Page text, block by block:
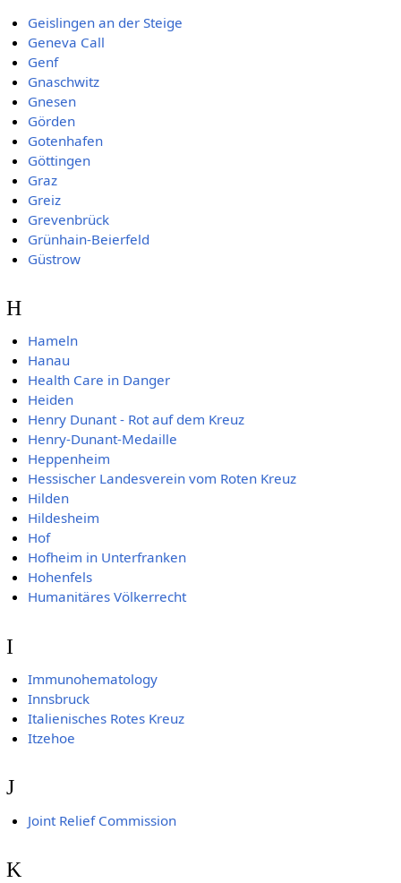
Geislingen an der Steige
Geneva Call
Genf
Gnaschwitz
Gnesen
Görden
Gotenhafen
Göttingen
Graz
Greiz
Grevenbrück
Grünhain-Beierfeld
Güstrow
H
Hameln
Hanau
Health Care in Danger
Heiden
Henry Dunant - Rot auf dem Kreuz
Henry-Dunant-Medaille
Heppenheim
Hessischer Landesverein vom Roten Kreuz
Hilden
Hildesheim
Hof
Hofheim in Unterfranken
Hohenfels
Humanitäres Völkerrecht
I
Immunohematology
Innsbruck
Italienisches Rotes Kreuz
Itzehoe
J
Joint Relief Commission
K